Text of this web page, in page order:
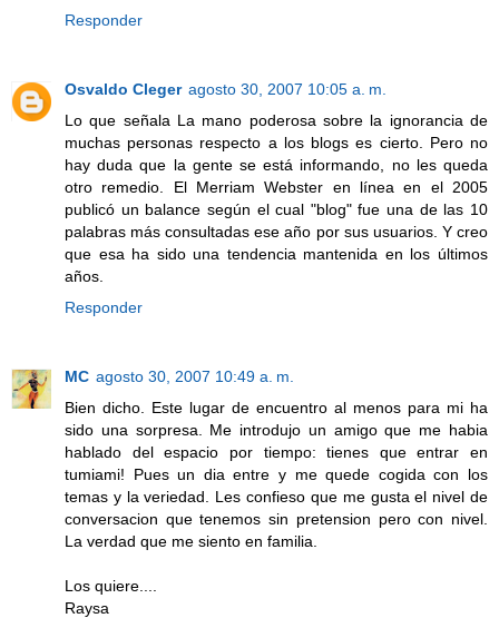
Responder
Osvaldo Cleger agosto 30, 2007 10:05 a. m.
Lo que señala La mano poderosa sobre la ignorancia de
muchas personas respecto a los blogs es cierto. Pero no
hay duda que la gente se está informando, no les queda
otro remedio. El Merriam Webster en línea en el 2005
publicó un balance según el cual "blog" fue una de las 10
palabras más consultadas ese año por sus usuarios. Y creo
que esa ha sido una tendencia mantenida en los últimos
años.
Responder
MC agosto 30, 2007 10:49 a. m.
Bien dicho. Este lugar de encuentro al menos para mi ha
sido una sorpresa. Me introdujo un amigo que me habia
hablado del espacio por tiempo: tienes que entrar en
tumiami! Pues un dia entre y me quede cogida con los
temas y la veriedad. Les confieso que me gusta el nivel de
conversacion que tenemos sin pretension pero con nivel.
La verdad que me siento en familia.
Los quiere....
Raysa